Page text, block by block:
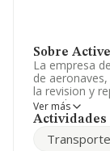
Sobre
La empresa
de
la revision y
helicoptero
Limitada. La
Ver más
Actividades